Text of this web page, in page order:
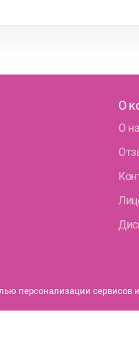
О
О
персонализации сервисов